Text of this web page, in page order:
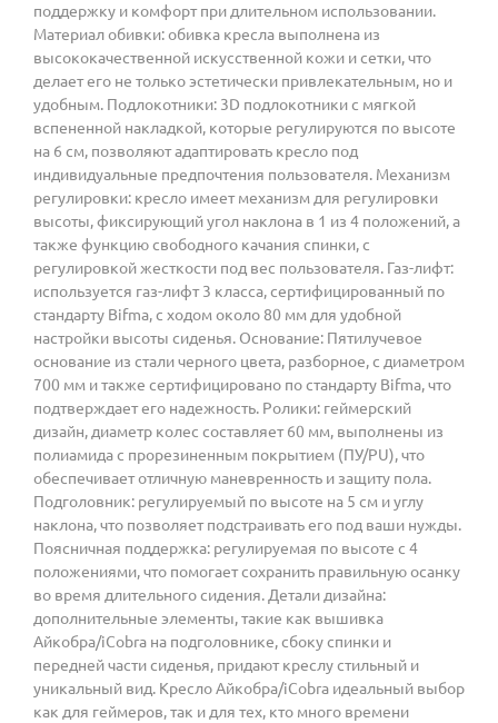
поддержку и комфорт при длительном использовании.
Материал обивки: обивка кресла выполнена из
высококачественной искусственной кожи и сетки, что
делает его не только эстетически привлекательным, но и
удобным. Подлокотники: 3D подлокотники с мягкой
вспененной накладкой, которые регулируются по высоте
на 6 см, позволяют адаптировать кресло под
индивидуальные предпочтения пользователя. Механизм
регулировки: кресло имеет механизм для регулировки
высоты, фиксирующий угол наклона в 1 из 4 положений, а
также функцию свободного качания спинки, с
регулировкой жесткости под вес пользователя. Газ-лифт:
используется газ-лифт 3 класса, сертифицированный по
стандарту Bifma, с ходом около 80 мм для удобной
настройки высоты сиденья. Основание: Пятилучевое
основание из стали черного цвета, разборное, с диаметром
700 мм и также сертифицировано по стандарту Bifma, что
подтверждает его надежность. Ролики: геймерский
дизайн, диаметр колес составляет 60 мм, выполнены из
полиамида с прорезиненным покрытием (ПУ/PU), что
обеспечивает отличную маневренность и защиту пола.
Подголовник: регулируемый по высоте на 5 см и углу
наклона, что позволяет подстраивать его под ваши нужды.
Поясничная поддержка: регулируемая по высоте с 4
положениями, что помогает сохранить правильную осанку
во время длительного сидения. Детали дизайна:
дополнительные элементы, такие как вышивка
Айкобра/iCobra на подголовнике, сбоку спинки и
передней части сиденья, придают креслу стильный и
уникальный вид. Кресло Айкобра/iCobra идеальный выбор
как для геймеров, так и для тех, кто много времени